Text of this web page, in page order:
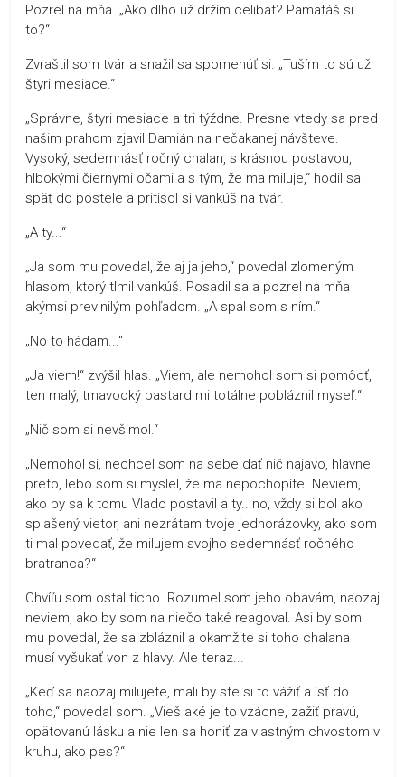
Pozrel na mňa. „Ako dlho už držím celibát? Pamätáš si
to?“
Zvraštil som tvár a snažil sa spomenúť si. „Tuším to sú už
štyri mesiace.“
„Správne, štyri mesiace a tri týždne. Presne vtedy sa pred
našim prahom zjavil Damián na nečakanej návšteve.
Vysoký, sedemnásť ročný chalan, s krásnou postavou,
hlbokými čiernymi očami a s tým, že ma miluje,“ hodil sa
späť do postele a pritisol si vankúš na tvár.
„A ty...“
„Ja som mu povedal, že aj ja jeho,“ povedal zlomeným
hlasom, ktorý tlmil vankúš. Posadil sa a pozrel na mňa
akýmsi previnilým pohľadom. „A spal som s ním.“
„No to hádam...“
„Ja viem!“ zvýšil hlas. „Viem, ale nemohol som si pomôcť,
ten malý, tmavooký bastard mi totálne pobláznil myseľ.“
„Nič som si nevšimol.“
„Nemohol si, nechcel som na sebe dať nič najavo, hlavne
preto, lebo som si myslel, že ma nepochopíte. Neviem,
ako by sa k tomu Vlado postavil a ty...no, vždy si bol ako
splašený vietor, ani nezrátam tvoje jednorázovky, ako som
ti mal povedať, že milujem svojho sedemnásť ročného
bratranca?“
Chvíľu som ostal ticho. Rozumel som jeho obavám, naozaj
neviem, ako by som na niečo také reagoval. Asi by som
mu povedal, že sa zbláznil a okamžite si toho chalana
musí vyšukať von z hlavy. Ale teraz...
„Keď sa naozaj milujete, mali by ste si to vážiť a ísť do
toho,“ povedal som. „Vieš aké je to vzácne, zažiť pravú,
opätovanú lásku a nie len sa honiť za vlastným chvostom v
kruhu, ako pes?“